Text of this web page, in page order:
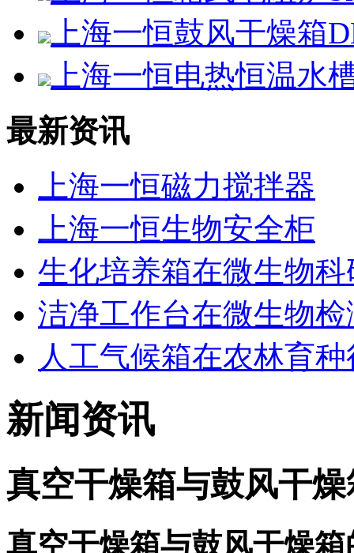
上海一恒鼓风干燥箱
上海一恒电热恒温水
最新资讯
上海一恒磁力搅拌器
上海一恒生物安全柜
生化培养箱在微生物
洁净工作台在微生物
人工气候箱在农林育
新闻资讯
真空干燥箱与鼓风干
真空干燥箱与鼓风干燥箱